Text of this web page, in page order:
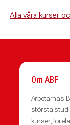
Alla våra kurser
Om ABF
Arbetarnas
största
kurser,